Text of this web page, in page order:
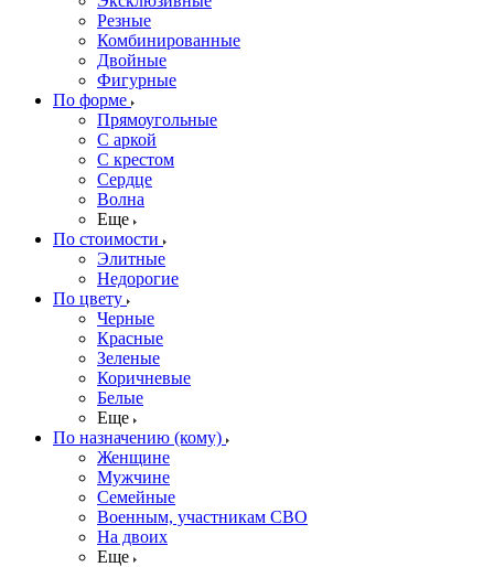
Резные
Комбинированные
Двойные
Фигурные
По форме
Прямоугольные
С аркой
С крестом
Сердце
Волна
Еще
По стоимости
Элитные
Недорогие
По цвету
Черные
Красные
Зеленые
Коричневые
Белые
Еще
По назначению (кому)
Женщине
Мужчине
Семейные
Военным, участникам СВО
На двоих
Еще